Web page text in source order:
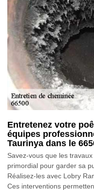
Entretenez votre
équipes
Taurinya dans le
Savez-vous que les
primordial pour garder sa
Réalisez-les avec Lobry
Ces interventions